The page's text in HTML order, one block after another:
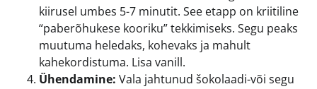
kiirusel umbes 5-7 minutit. See etapp on kriitiline
“paberõhukese kooriku” tekkimiseks. Segu peaks
muutuma heledaks, kohevaks ja mahult
kahekordistuma. Lisa vanill.
Ühendamine: Vala jahtunud šokolaadi-või segu